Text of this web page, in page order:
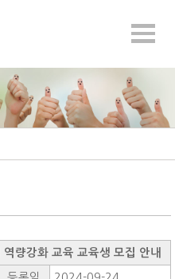
량강화 교육 교육생 모집 안내